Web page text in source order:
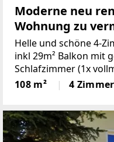
Moderne neu
Wohnung zu
Helle und schöne 4-
inkl 29m² Balkon mit
Schlafzimmer (1x
Wohnbereich (Küche
hochwertigen
108 m² 4 Zimmer